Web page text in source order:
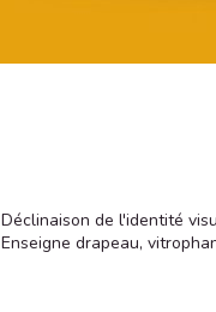
Déclinaison de l'identité
Enseigne drapeau,